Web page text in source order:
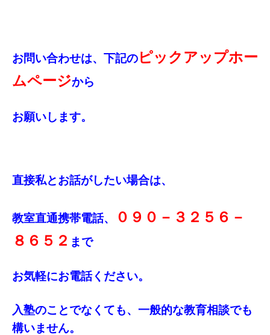
お問い合わせは、下記のピックアップホー
ムページから
お願いします。
直接私とお話がしたい場合は、
教室直通携帯電話、
０９０－３２５６－
８６５２ まで
お気軽にお電話ください。
入塾のことでなくても、一般的な教育相談でも
構いません。